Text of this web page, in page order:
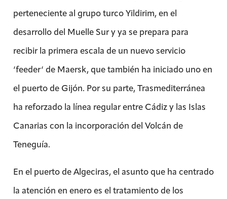
perteneciente al grupo turco Yildirim, en el
desarrollo del Muelle Sur y ya se prepara para
recibir la primera escala de un nuevo servicio
‘feeder‘ de Maersk, que también ha iniciado uno en
el puerto de Gijón. Por su parte, Trasmediterránea
ha reforzado la línea regular entre Cádiz y las Islas
Canarias con la incorporación del Volcán de
Teneguía.
En el puerto de Algeciras, el asunto que ha centrado
la atención en enero es el tratamiento de los